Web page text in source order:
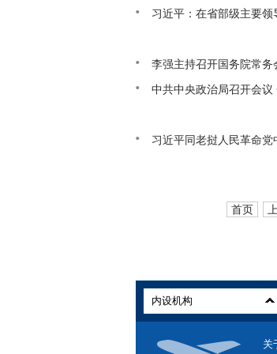
习近平：在省部级主要
李强主持召开国务院常务
中共中央政治局召开会
习近平同老挝人民革命
首页
关